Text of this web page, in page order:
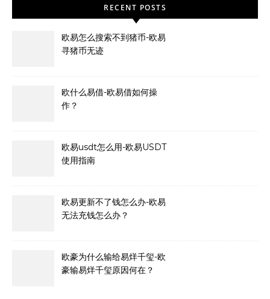
RECENT POSTS
欧易怎么搜索不到猪币-欧易
寻猪币无迹
欧什么易借-欧易借如何操
作？
欧易usdt怎么用-欧易USDT
使用指南
欧易更新不了钱怎么办-欧易
无法充钱怎么办？
欧豪为什么输给易烊千玺-欧
豪输易烊千玺原因何在？